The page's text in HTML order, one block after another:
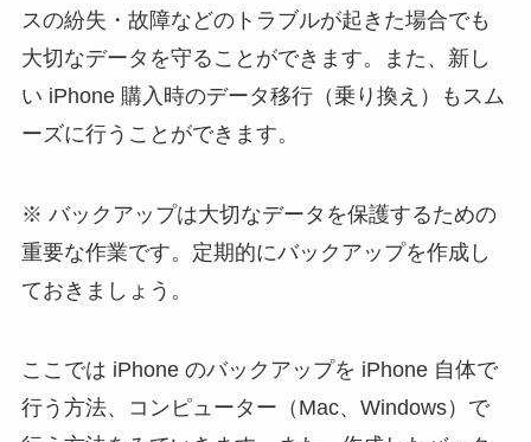
スの紛失・故障などのトラブルが起きた場合でも
大切なデータを守ることができます。また、新し
い iPhone 購入時のデータ移行（乗り換え）もスム
ーズに行うことができます。
バックアップは大切なデータを保護するための
重要な作業です。定期的にバックアップを作成し
ておきましょう。
ここでは iPhone のバックアップを iPhone 自体で
行う方法、コンピューター（Mac、Windows）で